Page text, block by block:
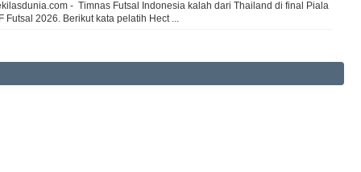
- Timnas Futsal Indonesia kalah dari Thailand di final Piala
Futsal 2026. Berikut kata pelatih Hect ...